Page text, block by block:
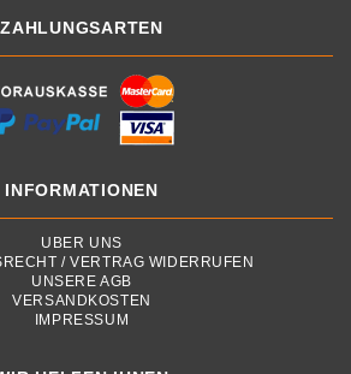
ZAHLUNGSARTEN
INFORMATIONEN
ÜBER UNS
/ VERTRAG WIDERRUFEN
UNSERE AGB
VERSANDKOSTEN
IMPRESSUM